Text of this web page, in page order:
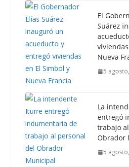
El
Suárez
Nueva
5
La
entregó
trabajo
Obrador
5